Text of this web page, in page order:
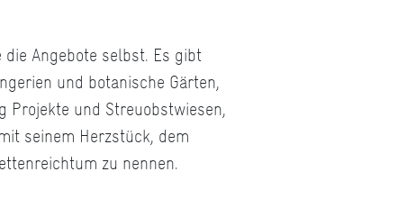
Angebote selbst. Es gibt
und botanische Gärten,
Projekte und Streuobstwiesen,
seinem Herzstück, dem
zu nennen.